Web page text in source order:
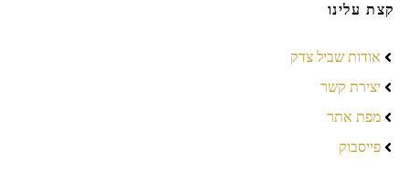
קצת עלינו
אודות שביל צדק
יצירת קשר
מפת אתר
פייסבוק